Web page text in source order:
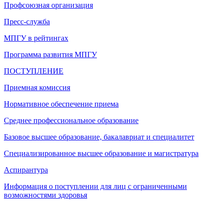
Профсоюзная организация
Пресс-служба
МПГУ в рейтингах
Программа развития МПГУ
ПОСТУПЛЕНИЕ
Приемная комиссия
Нормативное обеспечение приема
Среднее профессиональное образование
Базовое высшее образование, бакалавриат и специалитет
Специализированное высшее образование и магистратура
Аспирантура
Информация о поступлении для лиц с ограниченными
возможностями здоровья